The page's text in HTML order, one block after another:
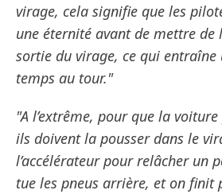
virage, cela signifie que les
une éternité avant de mettre de
sortie du virage, ce qui entraîne
temps au tour."
"A l’extrême, pour que la
ils doivent la pousser dans le
l’accélérateur pour relâcher un
tue les pneus arrière, et on finit